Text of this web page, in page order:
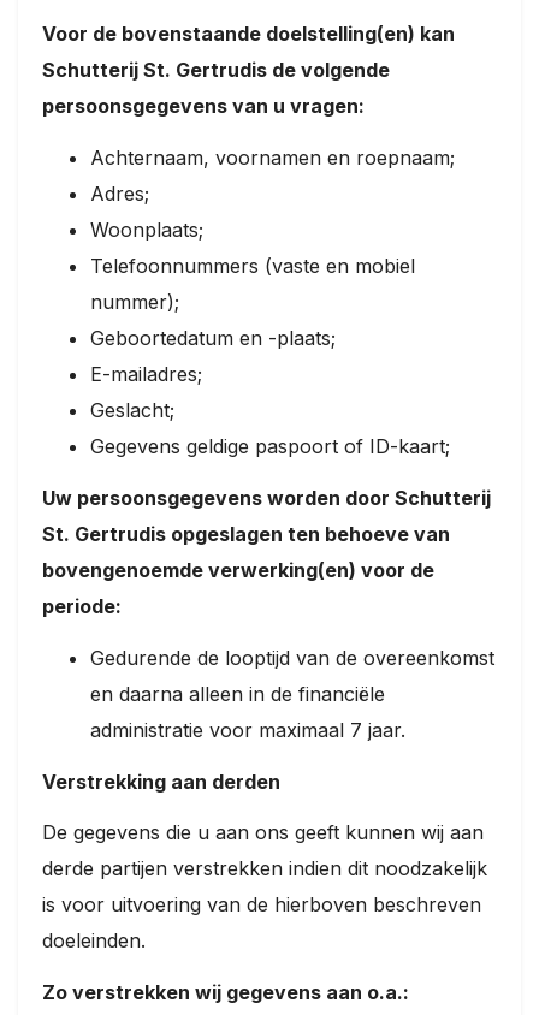
Voor de bovenstaande doelstelling(en) kan
Schutterij St. Gertrudis de volgende
persoonsgegevens van u vragen:
Achternaam, voornamen en roepnaam;
Adres;
Woonplaats;
Telefoonnummers (vaste en mobiel
nummer);
Geboortedatum en -plaats;
E-mailadres;
Geslacht;
Gegevens geldige paspoort of ID-kaart;
Uw persoonsgegevens worden door Schutterij
St. Gertrudis opgeslagen ten behoeve van
bovengenoemde verwerking(en) voor de
periode:
Gedurende de looptijd van de overeenkomst
en daarna alleen in de financiële
administratie voor maximaal 7 jaar.
Verstrekking aan derden
De gegevens die u aan ons geeft kunnen wij aan
derde partijen verstrekken indien dit noodzakelijk
is voor uitvoering van de hierboven beschreven
doeleinden.
Zo verstrekken wij gegevens aan o.a.: